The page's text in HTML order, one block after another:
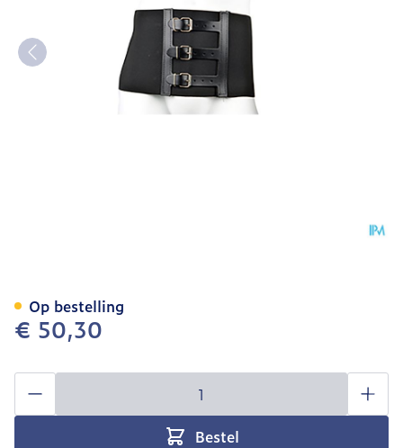
€ 50,30
Aantal
Bestel
Op bestelling